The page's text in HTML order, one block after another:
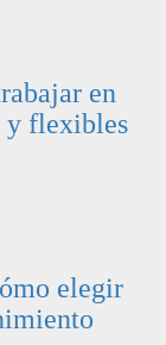
en
y flexibles
elegir